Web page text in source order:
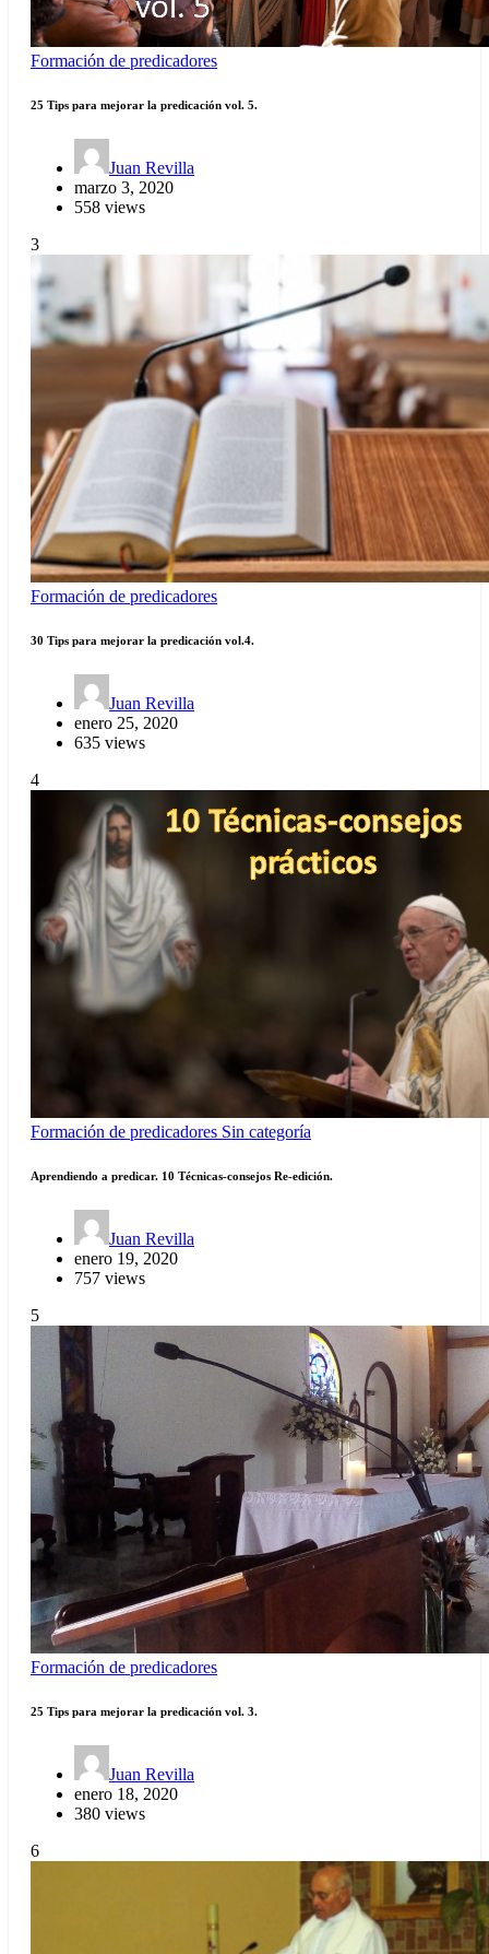
Formación de predicadores
25 Tips para mejorar la predicación vol. 5.
Juan Revilla
marzo 3, 2020
558 views
3
Formación de predicadores
30 Tips para mejorar la predicación vol.4.
Juan Revilla
enero 25, 2020
635 views
4
Formación de predicadores Sin categoría
Aprendiendo a predicar. 10 Técnicas-consejos Re-edición.
Juan Revilla
enero 19, 2020
757 views
5
Formación de predicadores
25 Tips para mejorar la predicación vol. 3.
Juan Revilla
enero 18, 2020
380 views
6